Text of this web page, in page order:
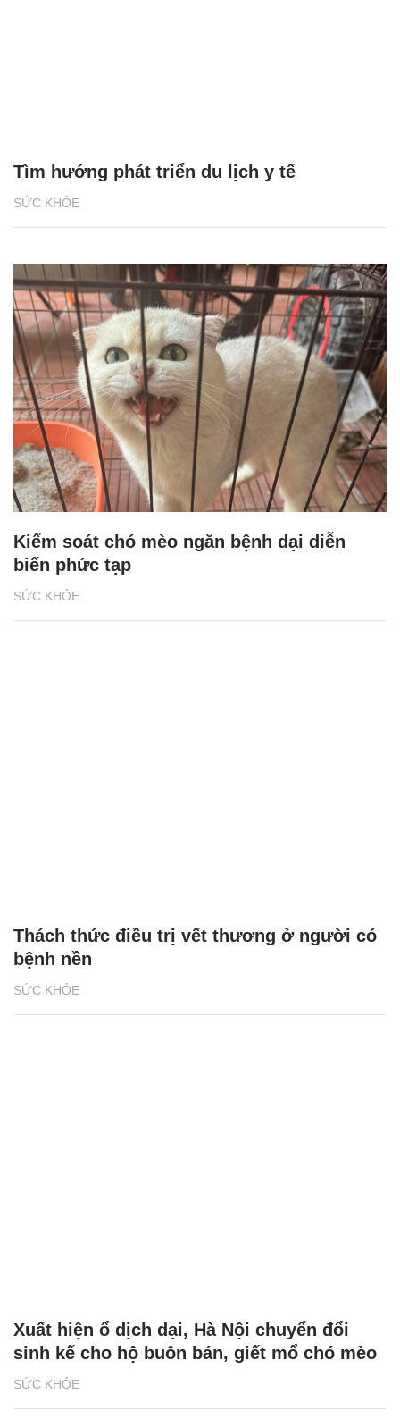
SỨC KHỎE
Tìm hướng phát triển du lịch y tế
SỨC KHỎE
Kiểm soát chó mèo ngăn bệnh dại diễn
biến phức tạp
SỨC KHỎE
Thách thức điều trị vết thương ở người có
bệnh nền
SỨC KHỎE
Xuất hiện ổ dịch dại, Hà Nội chuyển đổi
sinh kế cho hộ buôn bán, giết mổ chó mèo